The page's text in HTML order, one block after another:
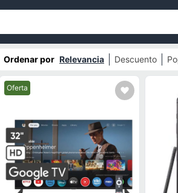
Ordenar por Relevancia Descuento
Mejor precio.
Oferta